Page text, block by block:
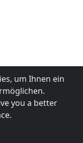
um Ihnen ein
you a better